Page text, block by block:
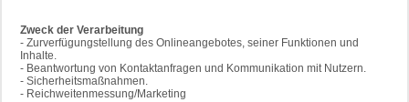
Zweck der Verarbeitung
- Zurverfügungstellung des Onlineangebotes, seiner Funktionen und
Inhalte.
- Beantwortung von Kontaktanfragen und Kommunikation mit Nutzern.
- Sicherheitsmaßnahmen.
- Reichweitenmessung/Marketing